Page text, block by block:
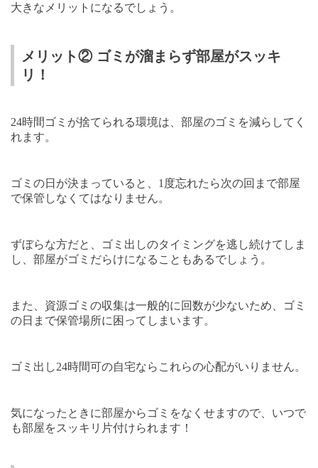
大きなメリットになるでしょう。
メリット② ゴミが溜まらず部屋がスッキ
リ！
24時間ゴミが捨てられる環境は、部屋のゴミを減らしてく
れます。
ゴミの日が決まっていると、 1度忘れたら次の回まで部屋
で保管しなくてはなりません。
ずぼらな方だと、ゴミ出しのタイミングを逃し続けてしま
し、部屋がゴミだらけになることもあるでしょう。
また、資源ゴミの収集は一般的に回数が少ないため、ゴミ
の日まで保管場所に困ってしまいます。
ゴミ出し24時間可の自宅ならこれらの心配がいりません。
気になったときに部屋からゴミをなくせますので、いつで
も部屋をスッキリ片付けられます！